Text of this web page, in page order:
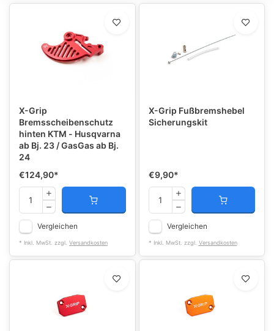
X-Grip
Bremsscheibenschutz
hinten KTM - Husqvarna
ab Bj. 23 / GasGas ab Bj.
24
€124,90*
Vergleichen
* Inkl. MwSt. zzgl. Versandkosten
X-Grip Fußbremshebel
Sicherungskit
€9,90*
Vergleichen
* Inkl. MwSt. zzgl. Versandkosten